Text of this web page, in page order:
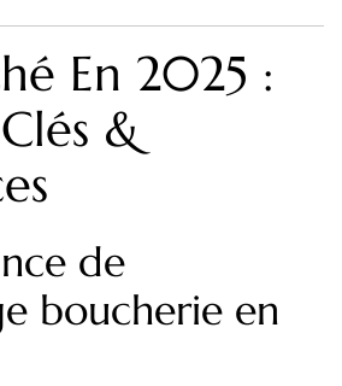
En 2025 :
&
de
boucherie en